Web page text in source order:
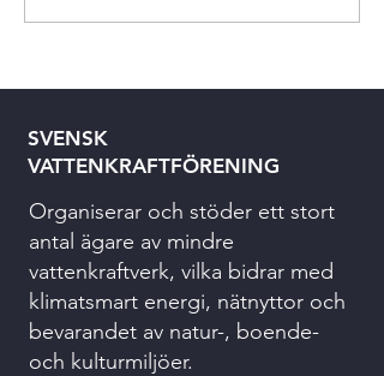
SVENSK
VATTENKRAFTFÖRENING
Organiserar och stöder ett stort
antal ägare av mindre
vattenkraftverk, vilka bidrar med
klimatsmart energi, nätnyttor och
bevarandet av natur-, boende-
och kulturmiljöer.